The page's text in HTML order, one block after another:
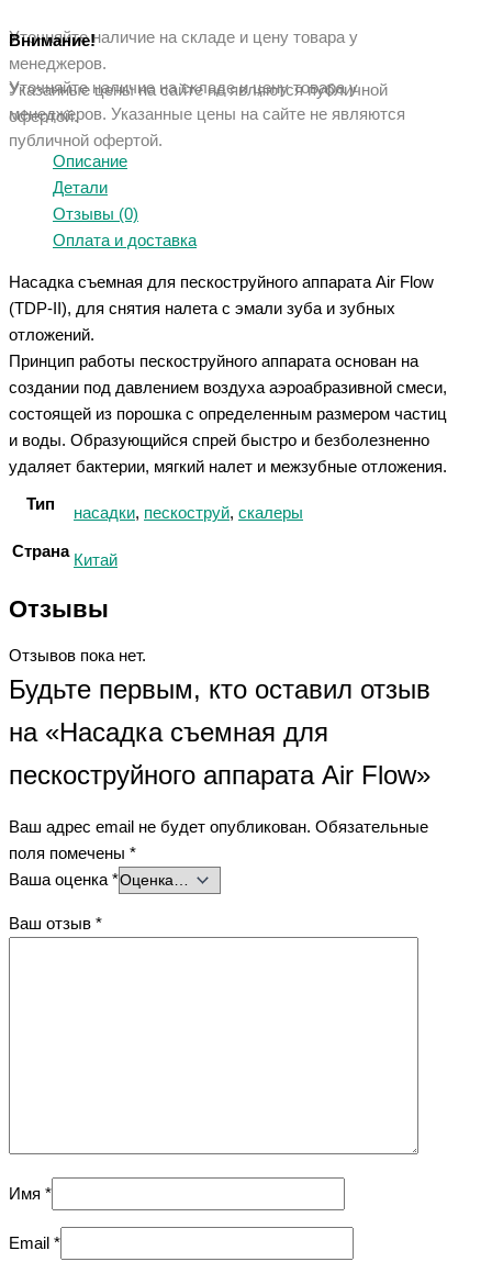
Уточняйте наличие на складе и цену товара у
менеджеров.
Указанные цены на сайте не являются публичной
офертой.
Внимание!
Уточняйте наличие на складе и цену товара у
менеджеров. Указанные цены на сайте не являются
публичной офертой.
Описание
Детали
Отзывы (0)
Оплата и доставка
Насадка съемная для пескоструйного аппарата Air Flow
(TDP-II), для снятия налета с эмали зуба и зубных
отложений.
Принцип работы пескоструйного аппарата основан на
создании под давлением воздуха аэроабразивной смеси,
состоящей из порошка с определенным размером частиц
и воды. Образующийся спрей быстро и безболезненно
удаляет бактерии, мягкий налет и межзубные отложения.
Тип насадки, пескоструй, скалеры
Страна Китай
Отзывы
Отзывов пока нет.
Будьте первым, кто оставил отзыв
на «Насадка съемная для
пескоструйного аппарата Air Flow»
Ваш адрес email не будет опубликован. Обязательные
поля помечены *
Ваша оценка *
Ваш отзыв *
Имя *
Email *